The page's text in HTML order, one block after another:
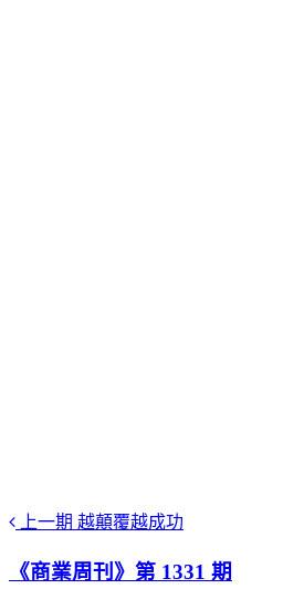
上一期 越顛覆越成功
《商業周刊》第 1331 期